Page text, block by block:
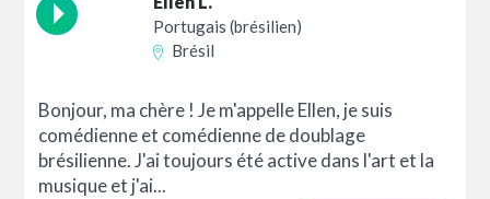
Portugais (brésilien)
Brésil
Bonjour, ma chère ! Je m'appelle Ellen, je suis
comédienne et comédienne de doublage
brésilienne. J'ai toujours été active dans l'art et la
musique et j'ai...